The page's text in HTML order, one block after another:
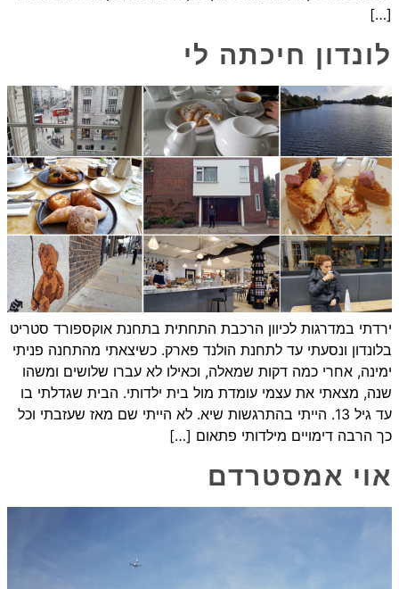
[…]
לונדון חיכתה לי
ירדתי במדרגות לכיוון הרכבת התחתית בתחנת אוקספורד סטריט
בלונדון ונסעתי עד לתחנת הולנד פארק. כשיצאתי מהתחנה פניתי
ימינה, אחרי כמה דקות שמאלה, וכאילו לא עברו שלושים ומשהו
שנה, מצאתי את עצמי עומדת מול בית ילדותי. הבית שגדלתי בו
עד גיל 13. הייתי בהתרגשות שיא. לא הייתי שם מאז שעזבתי וכל
כך הרבה דימויים מילדותי פתאום […]
אוי אמסטרדם